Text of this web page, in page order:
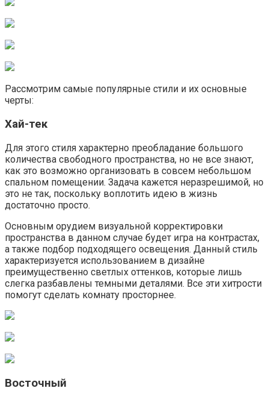
Рассмотрим самые популярные стили и их основные
черты:
Хай-тек
Для этого стиля характерно преобладание большого
количества свободного пространства, но не все знают,
как это возможно организовать в совсем небольшом
спальном помещении. Задача кажется неразрешимой, но
это не так, поскольку воплотить идею в жизнь
достаточно просто.
Основным орудием визуальной корректировки
пространства в данном случае будет игра на контрастах,
а также подбор подходящего освещения. Данный стиль
характеризуется использованием в дизайне
преимущественно светлых оттенков, которые лишь
слегка разбавлены темными деталями. Все эти хитрости
помогут сделать комнату просторнее.
Восточный